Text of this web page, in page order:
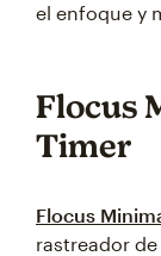
el enfoque y
Flocus
Timer
Flocus
rastreador